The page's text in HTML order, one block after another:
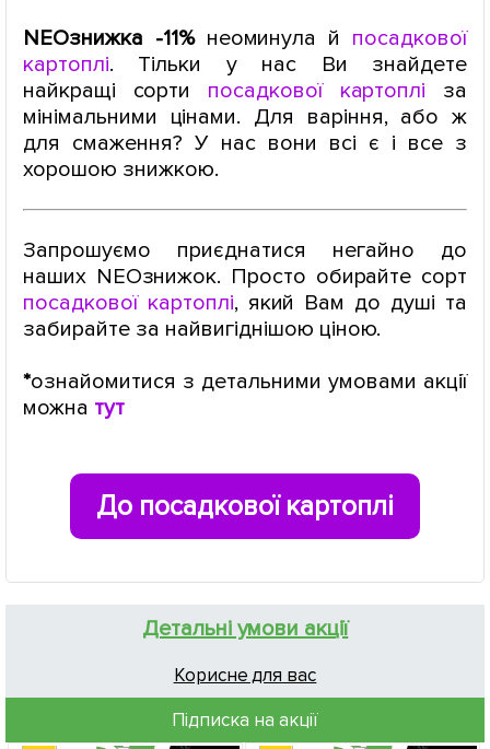
NEOзнижка -11%неоминула й посадкової
картоплі. Тільки у нас Ви знайдете
найкращі сорти посадкової картоплі за
мінімальними цінами. Для варіння, або ж
для смаження? У нас вони всі є і все з
хорошою знижкою.
Запрошуємо приєднатися негайно до
наших NEOзнижок. Просто обирайте сорт
посадкової картоплі, який Вам до душі та
забирайте за найвигіднішою ціною.
*ознайомитися з детальними умовами акції
можна тут
До посадкової картоплі
Детальні умови акції
Корисне для вас
Підписка на акції